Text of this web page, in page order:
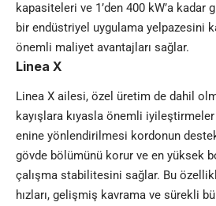
kapasiteleri ve 1’den 400 kW’a
bir endüstriyel uygulama yelpazesini
önemli maliyet avantajları sağlar.
Linea X
Linea X ailesi, özel üretim de dahil
kayışlara kıyasla önemli
enine yönlendirilmesi kordonun
gövde bölümünü korur ve en yüksek
çalışma stabilitesini sağlar. Bu
hızları, gelişmiş kavrama ve sürekli